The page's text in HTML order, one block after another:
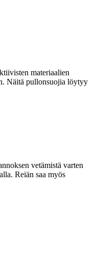
materiaalien
Näitä pullonsuojia löytyy
vetämistä varten
Reiän saa myös